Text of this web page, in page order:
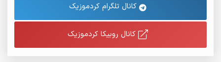
اشک چویلم پاک بکن بوشن تمام بی / وی کابوس هیزم بین بوشن یه خاو
بی
کانال تلگرام کردموزیک
کانال روبیکا کردموزیک